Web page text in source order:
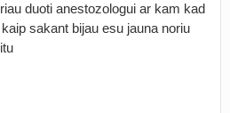
duoti anestozologui ar kam kad
sakant bijau esu jauna noriu